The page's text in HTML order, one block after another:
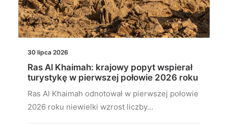
30 lipca 2026
Ras Al Khaimah: krajowy popyt wspierał
turystykę w pierwszej połowie 2026 roku
Ras Al Khaimah odnotował w pierwszej połowie
2026 roku niewielki wzrost liczby…